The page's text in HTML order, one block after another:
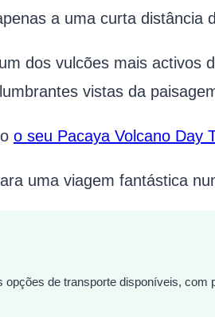
a uma curta distância
dos vulcões mais activos
vistas da
o seu Pacaya Volcano Day
uma viagem fantástica
opções de transporte disponíveis,